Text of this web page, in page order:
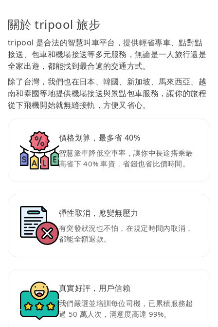
關於 tripool 旅步
tripool 是合法的智慧叫車平台，提供輕省專車、點對點
接送、包車和機場接送等多元服務，無論是一人旅行還是
全家出遊，都能找到最合適的交通方式。
除了台灣，我們也在日本、韓國、新加坡、馬來西亞、越
南和泰國等地提供機場接送與景點包車服務，讓你的旅程
從下飛機開始就無縫接軌，方便又省心。
價格划算，最多省 40%
智慧派車降低空車率，讓你中長途搭乘最
高省下 40% 車資，省錢也省比價時間。
彈性取消，應變無壓力
有突發狀況也不怕，在規定時間內取消，
都能全額退款。
真實好評，用戶信賴
我們嚴選並培訓每位司機，已累積服務超
過 50 萬人次，滿意度高達 99%。